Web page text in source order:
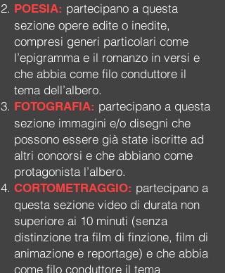
POESIA: partecipano a questa
sezione opere edite o inedite,
compresi generi particolari come
l’epigramma e il romanzo in versi e
che abbia come filo conduttore il
tema dell’albero.
FOTOGRAFIA: partecipano a questa
sezione immagini e/o disegni che
possono essere già state iscritte ad
altri concorsi e che abbiano come
protagonista l’albero.
CORTOMETRAGGIO: partecipano a
questa sezione video di durata non
superiore ai 10 minuti (senza
distinzione tra film di finzione, film di
animazione e reportage) e che abbia
come filo conduttore il tema